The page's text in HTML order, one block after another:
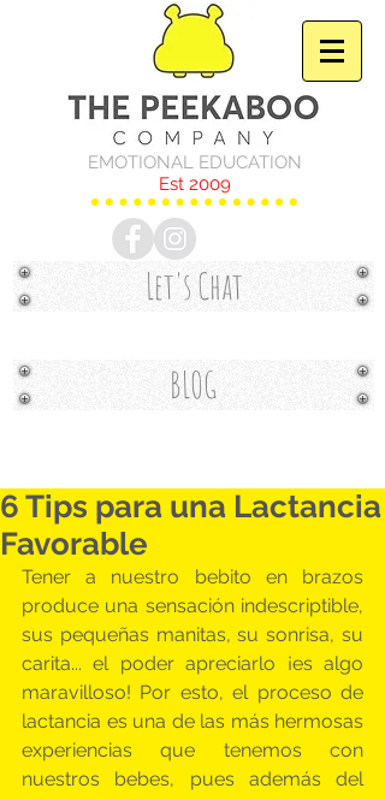
EMOTIONAL EDUCATION
Est 2009
Let's Chat
BLOG
6 Tips para una Lactancia
Favorable
Tener a nuestro bebito en brazos
produce una sensación indescriptible,
sus pequeñas manitas, su sonrisa, su
carita... el poder apreciarlo ¡es algo
maravilloso! Por esto, el proceso de
lactancia es una de las más hermosas
experiencias que tenemos con
nuestros bebes, pues además del